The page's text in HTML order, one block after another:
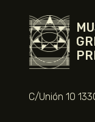
C/Unión 10